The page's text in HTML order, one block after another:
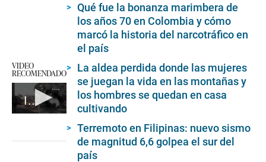
VIDEO
RECOMENDADO
Israel vuelve al ataque
Qué fue la bonanza marimbera de
los años 70 en Colombia y cómo
marcó la historia del narcotráfico en
el país
La aldea perdida donde las mujeres
se juegan la vida en las montañas y
los hombres se quedan en casa
cultivando
Terremoto en Filipinas: nuevo sismo
de magnitud 6,6 golpea el sur del
país